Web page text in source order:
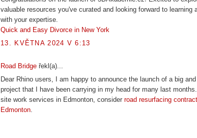
valuable resources you've curated and looking forward to learning
with your expertise.
Quick and Easy Divorce in New York
13. KVĚTNA 2024 V 6:13
Road Bridge řekl(a)...
Dear Rhino users, I am happy to announce the launch of a big
project that I have been carrying in my head for many last
site work services in Edmonton, consider road resurfacing
Edmonton.